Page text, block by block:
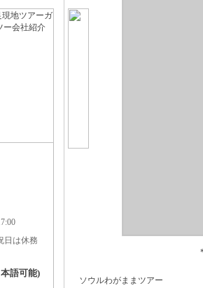
日は休務
語可能)
ソウルわがままツアー